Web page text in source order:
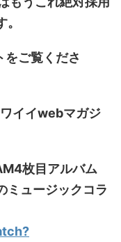
をご覧くださ
イイwebマガジ
枚目アルバム
ミュージックコラ